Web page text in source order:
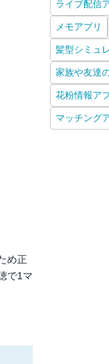
め正
で1マ
ライブ配信
メモアプリ
髪型シミュ
家族や友達
花粉情報ア
マッチング